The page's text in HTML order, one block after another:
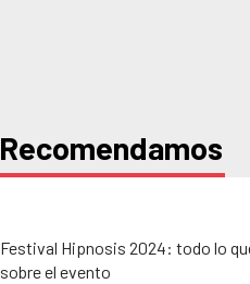
Recomendamos
Festival Hipnosis 2024: todo lo
sobre el evento